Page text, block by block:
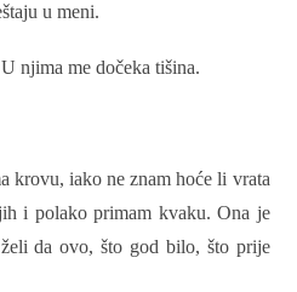
u meni.
njima me dočeka tišina.
krovu, iako ne znam hoće li vrata
i polako primam kvaku. Ona je
da ovo, što god bilo, što prije